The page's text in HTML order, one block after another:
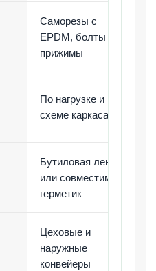
Саморезы с
EPDM, болты или
прижимы
По нагрузке и
схеме каркаса
Бутиловая лента
или совместимый
герметик
Цеховые и
наружные
конвейеры